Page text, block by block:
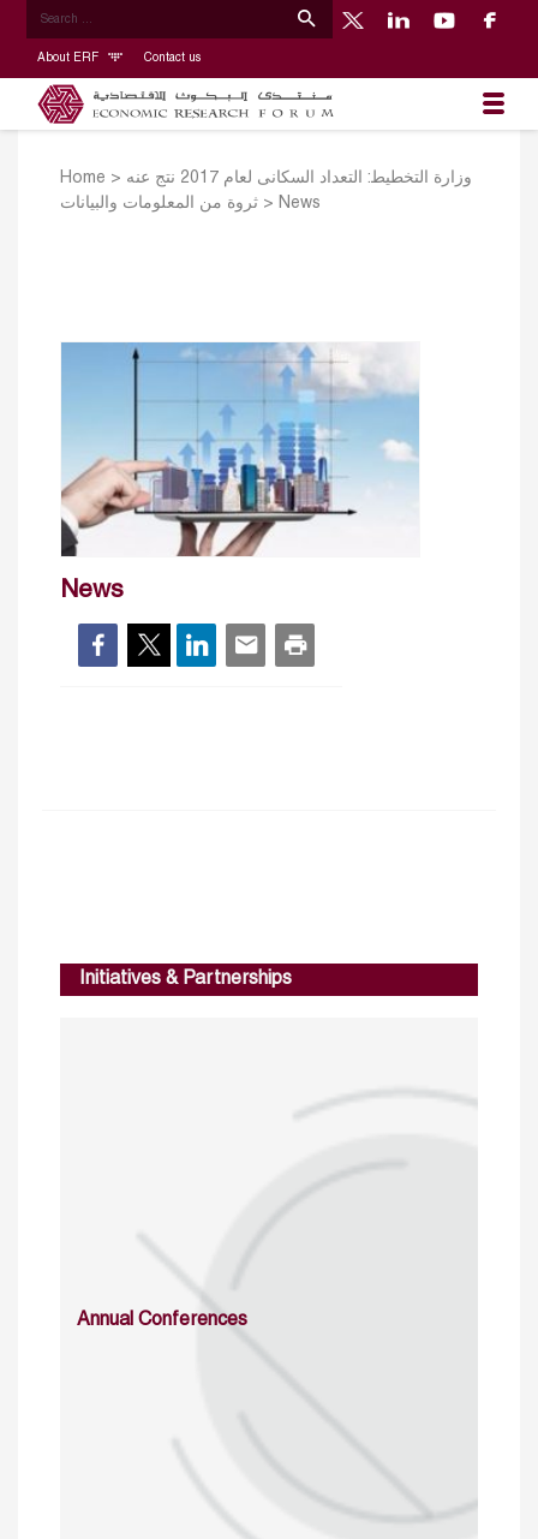
About ERF Contact us
Home > وزارة التخطيط: التعداد السكانى لعام 2017 نتج عنه
ثروة من المعلومات والبيانات > News
News
Initiatives & Partnerships
Annual Conferences